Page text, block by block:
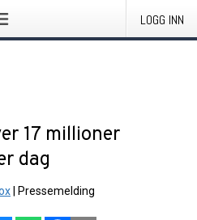
LOGG INN
17 millioner
dag
Pressemelding